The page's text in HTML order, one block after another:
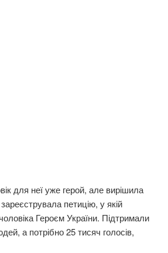
для неї уже герой, але вирішила
петицію, у якій
Героєм України. Підтримали
а потрібно 25 тисяч голосів,